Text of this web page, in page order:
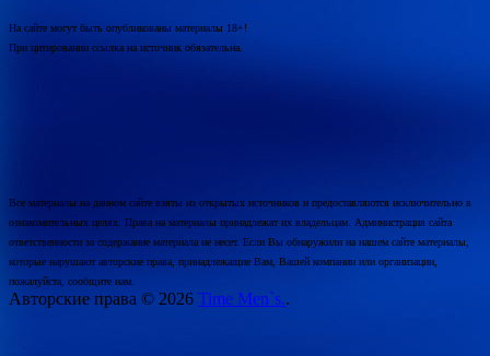
На сайте могут быть опубликованы материалы 18+!
При цитировании ссылка на источник обязательна.
Все материалы на данном сайте взяты из открытых источников и предоставляются исключительно в
ознакомительных целях. Права на материалы принадлежат их владельцам. Администрация сайта
ответственности за содержание материала не несет. Если Вы обнаружили на нашем сайте материалы,
которые нарушают авторские права, принадлежащие Вам, Вашей компании или организации,
пожалуйста, сообщите нам.
Авторские права © 2026 Time Men`s..